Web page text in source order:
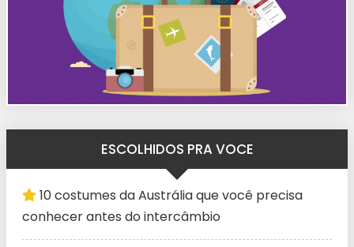
ESCOLHIDOS PRA VOCE
10 costumes da Austrália que você precisa
conhecer antes do intercâmbio